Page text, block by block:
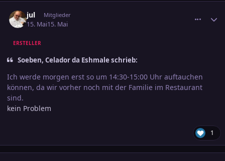
jul Mitglieder
15. Mai15. Mai
ERSTELLER
Soeben, Celador da Eshmale schrieb:
Ich werde morgen erst so um 14:30-15:00 Uhr auftauchen
können, da wir vorher noch mit der Familie im Restaurant
sind.
kein Problem
1